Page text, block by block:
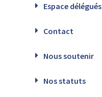
Espace délégués
Contact
Nous soutenir
Nos statuts